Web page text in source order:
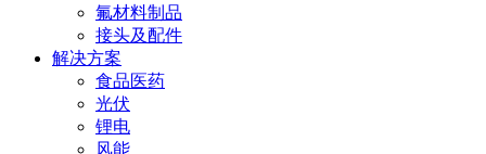
氟材料制品
接头及配件
解决方案
食品医药
光伏
锂电
风能